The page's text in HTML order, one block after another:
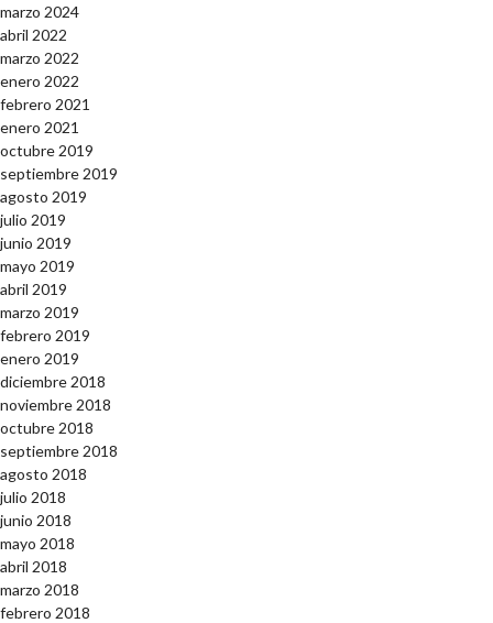
marzo 2024
abril 2022
marzo 2022
enero 2022
febrero 2021
enero 2021
octubre 2019
septiembre 2019
agosto 2019
julio 2019
junio 2019
mayo 2019
abril 2019
marzo 2019
febrero 2019
enero 2019
diciembre 2018
noviembre 2018
octubre 2018
septiembre 2018
agosto 2018
julio 2018
junio 2018
mayo 2018
abril 2018
marzo 2018
febrero 2018